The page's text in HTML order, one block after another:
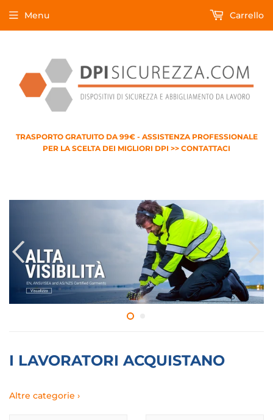
TRASPORTO GRATUITO DA 99€ - ASSISTENZA PROFESSIONALE
PER LA SCELTA DEI MIGLIORI DPI >> CONTATTACI
Menu Carrello
I LAVORATORI ACQUISTANO
Altre categorie ›